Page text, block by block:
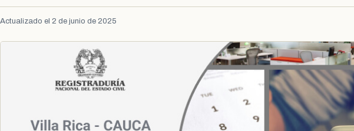
Actualizado el 2 de junio de 2025